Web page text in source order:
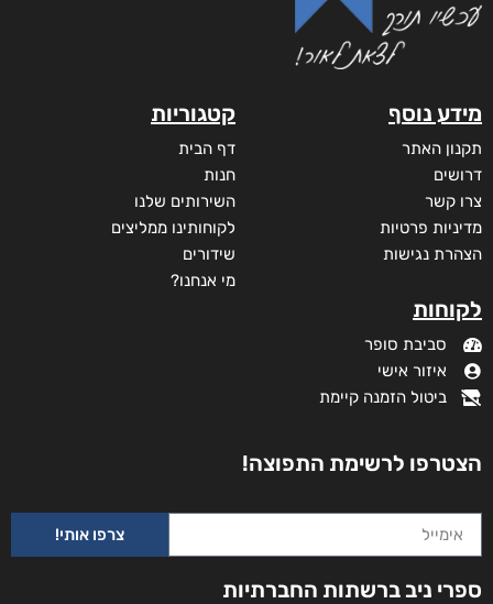
היסטוריה פרטית
₪35
מידע נוסף
תקנון האתר
דרושים
צרו קשר
מדיניות פרטיות
הצהרת נגישות
לקוחות
סביבת סופר
איזור אישי
ביטול הזמנה קיימת
קטגוריות
דף הבית
חנות
השירותים שלנו
לקוחותינו ממליצים
שידורים
מי אנחנו?
הצטרפו לרשימת התפוצה!
צרפו אותי!
ספרי ניב ברשתות החברתיות